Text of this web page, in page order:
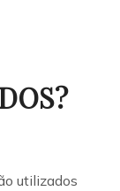
utilizados